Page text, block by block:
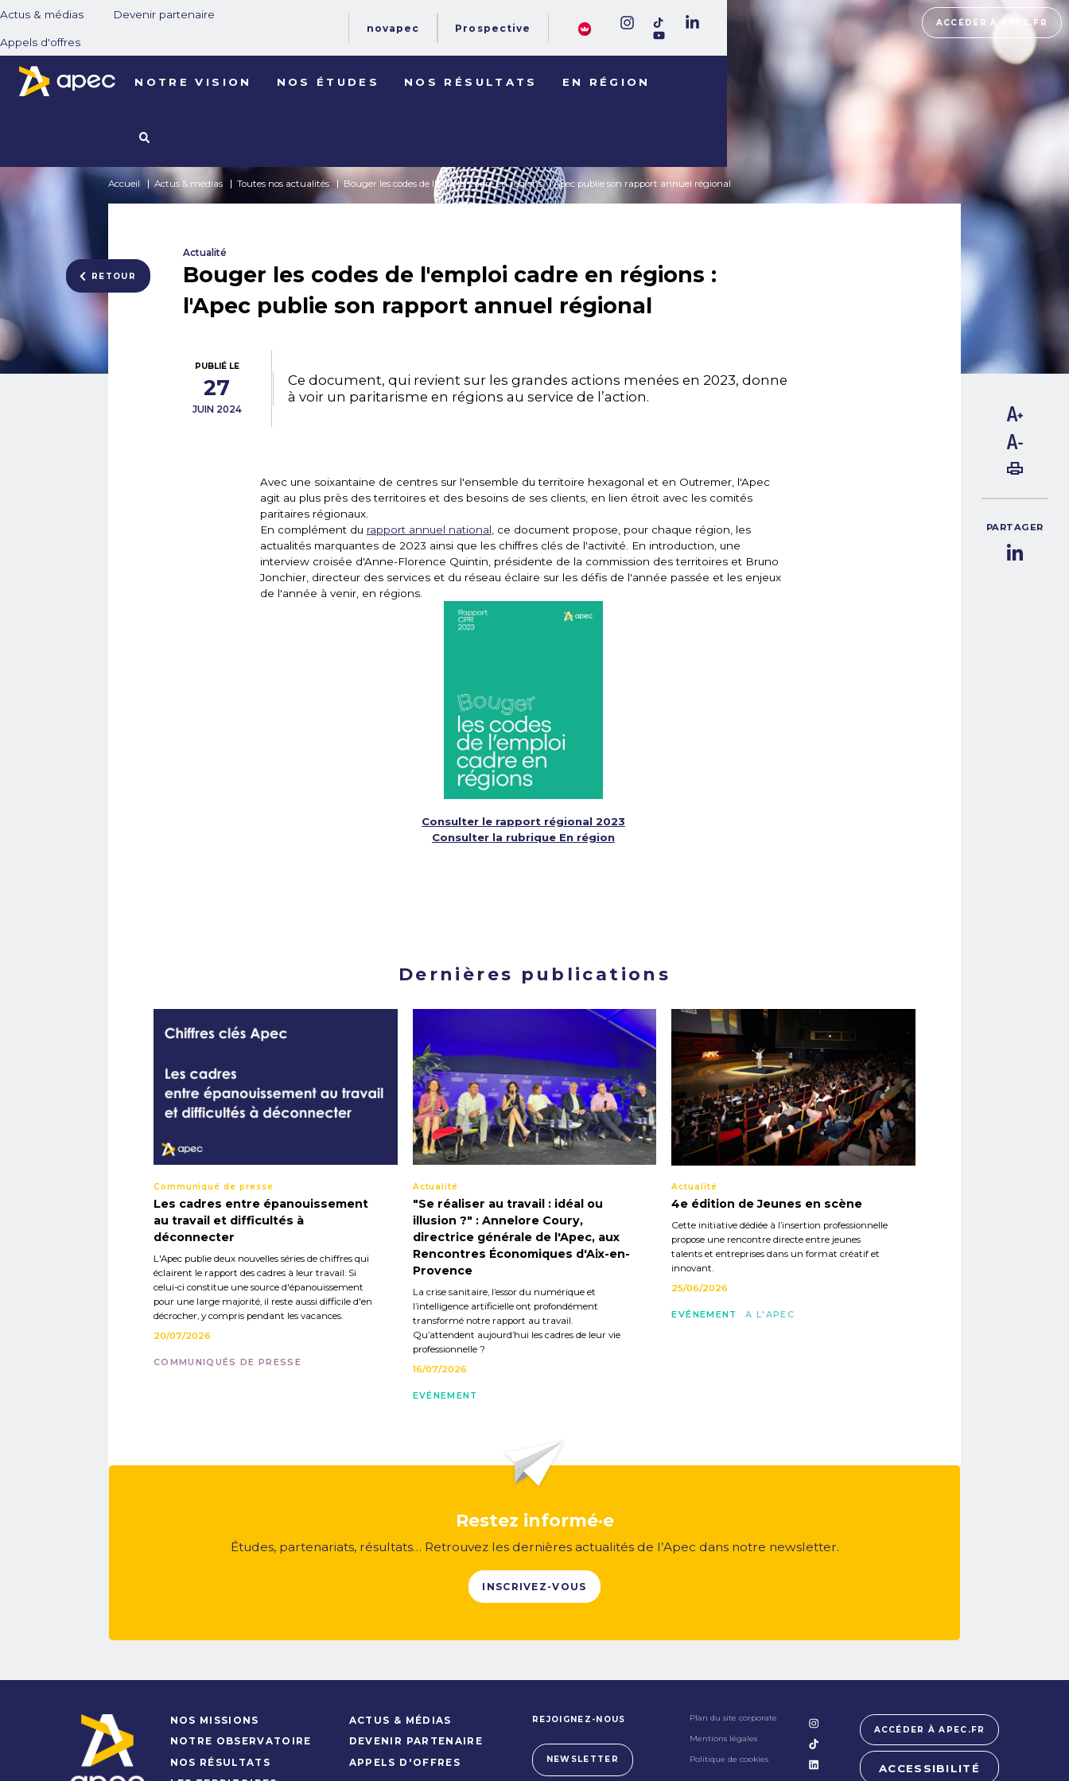
Actus & médias Devenir partenaire
Appels d'offres
novapec Prospective
NOTRE VISION NOS ÉTUDES NOS RÉSULTATS EN RÉGION
ACCÉDER À APEC.FR
Accueil Actus & médias Toutes nos actualités Bouger les codes de l'emploi cadre en régions : l'Apec publie son rapport annuel régional
RETOUR
Actualité
Bouger les codes de l'emploi cadre en régions :
l'Apec publie son rapport annuel régional
PUBLIÉ LE
27
JUIN 2024
PARTAGER
Ce document, qui revient sur les grandes actions menées en 2023, donne
à voir un paritarisme en régions au service de l’action.
Avec une soixantaine de centres sur l'ensemble du territoire hexagonal et en Outremer, l'Apec
agit au plus près des territoires et des besoins de ses clients, en lien étroit avec les comités
paritaires régionaux.
En complément du rapport annuel national , ce document propose, pour chaque région, les
actualités marquantes de 2023 ainsi que les chiffres clés de l'activité. En introduction, une
interview croisée d'Anne-Florence Quintin, présidente de la commission des territoires et Bruno
Jonchier, directeur des services et du réseau éclaire sur les défis de l'année passée et les enjeux
de l'année à venir, en régions.
Consulter le rapport régional 2023
Consulter la rubrique En région
Dernières publications
Communiqué de presse
Les cadres entre épanouissement
au travail et difficultés à
déconnecter
L'Apec publie deux nouvelles séries de chiffres qui
éclairent le rapport des cadres à leur travail. Si
celui-ci constitue une source d'épanouissement
pour une large majorité, il reste aussi difficile d'en
décrocher, y compris pendant les vacances.
20/07/2026
COMMUNIQUÉS DE PRESSE
Actualité
"Se réaliser au travail : idéal ou
illusion ?" : Annelore Coury,
directrice générale de l'Apec, aux
Rencontres Économiques d'Aix-en-
Provence
La crise sanitaire, l’essor du numérique et
l’intelligence artificielle ont profondément
transformé notre rapport au travail.
Qu’attendent aujourd’hui les cadres de leur vie
professionnelle ?
16/07/2026
EVÉNEMENT
Actualité
4e édition de Jeunes en scène
Cette initiative dédiée à l’insertion professionnelle
propose une rencontre directe entre jeunes
talents et entreprises dans un format créatif et
innovant.
25/06/2026
EVÉNEMENT A L'APEC
Restez informé·e
Études, partenariats, résultats… Retrouvez les dernières actualités de l’Apec dans notre newsletter.
INSCRIVEZ-VOUS
NOS MISSIONS
NOTRE OBSERVATOIRE
NOS RÉSULTATS
ACTUS & MÉDIAS
DEVENIR PARTENAIRE
APPELS D'OFFRES
REJOIGNEZ-NOUS
NEWSLETTER
Plan du site corporate
Mentions légales
Politique de cookies
ACCÉDER À APEC.FR
ACCESSIBILITÉ